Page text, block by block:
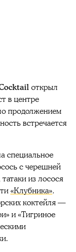
открыл
в центре
продолжением
встречается
специальное
с черешней
из лосося
«Клубника».
коктейля —
и «Тигриное